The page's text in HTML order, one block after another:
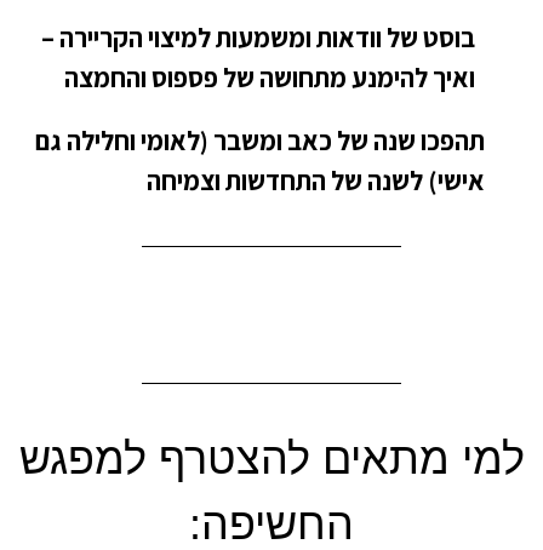
בוסט של וודאות ומשמעות למיצוי הקריירה –
ואיך להימנע מתחושה של פספוס והחמצה
תהפכו שנה של כאב ומשבר (לאומי וחלילה גם
אישי) לשנה של התחדשות וצמיחה
למי מתאים להצטרף למפגש
החשיפה: